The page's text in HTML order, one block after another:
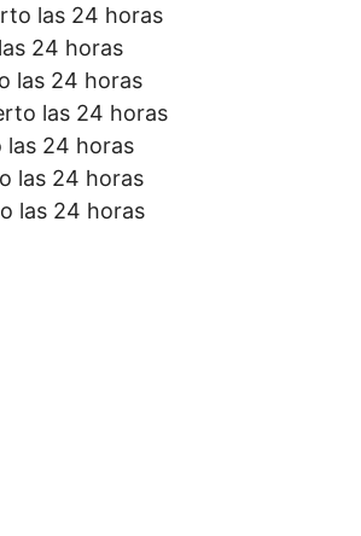
las 24 horas
24 horas
las 24 horas
las 24 horas
las 24 horas
las 24 horas
las 24 horas